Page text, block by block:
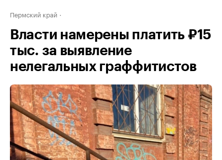
Пермский край
Власти намерены платить ₽15
тыс. за выявление
нелегальных граффитистов